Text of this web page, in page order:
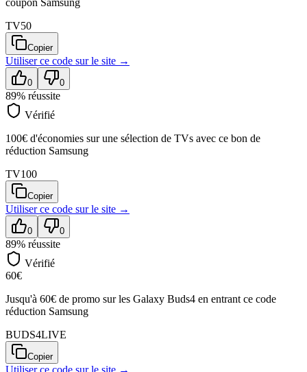
coupon Samsung
TV50
Copier
Utiliser ce code surle site →
0 0
89% réussite
Vérifié
100€ d'économies sur une sélection de TVs avec ce bon de
réduction Samsung
TV100
Copier
Utiliser ce code surle site →
0 0
89% réussite
Vérifié
60€
Jusqu'à 60€ de promo sur les Galaxy Buds4 en entrant ce code
réduction Samsung
BUDS4LIVE
Copier